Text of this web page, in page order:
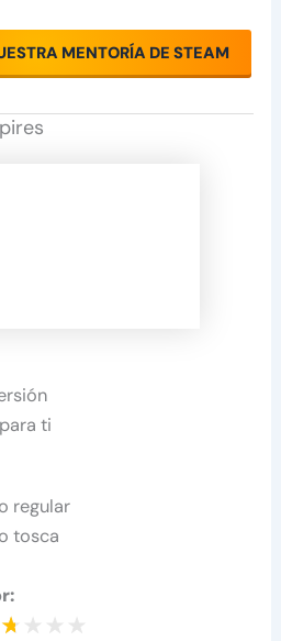
MENTORÍA DE STEAM
ti
regular
tosca